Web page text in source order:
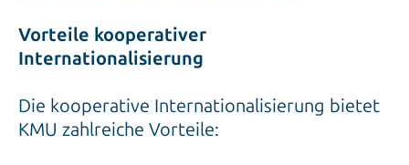
Vorteile kooperativer
Internationalisierung
Die kooperative Internationalisierung bietet
KMU zahlreiche Vorteile: